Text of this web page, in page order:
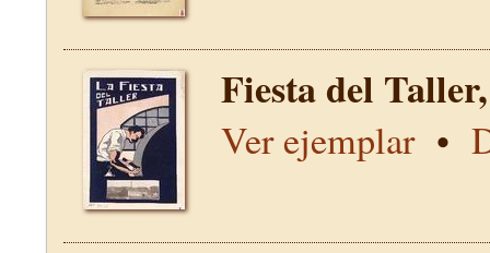
Fiesta del
Ver ejemplar•